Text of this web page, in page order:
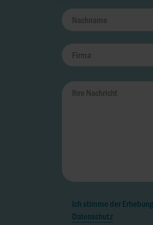
Ich stimme der
Datenschutz